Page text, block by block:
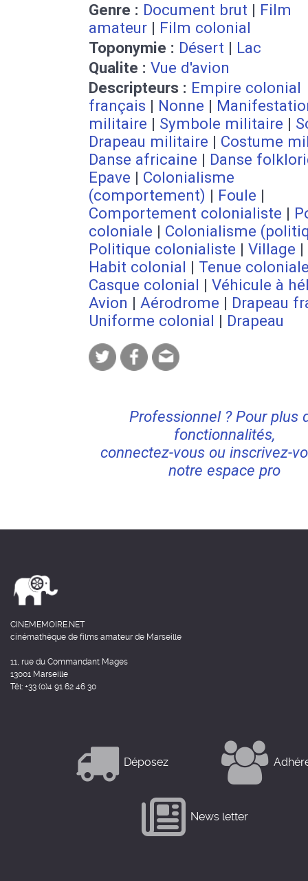
Genre : Document brut | Film
amateur | Film colonial
Toponymie : Désert | Lac
Qualite : Vue d'avion
Descripteurs : Empire colonial
français | Nonne |
militaire | Symbole militaire |
Drapeau militaire | Costume
Danse africaine | Danse
Epave | Colonialisme
(comportement) | Foule |
Comportement colonialiste |
coloniale | Colonialisme
Politique colonialiste | Village |
Habit colonial | Tenue
Casque colonial | Véhicule à
Avion | Aérodrome | Drapeau
Uniforme colonial | Drapeau
Professionnel ? Pour plus
fonctionnalités,
connectez-vous ou inscrivez-
notre espace pro
CINEMEMOIRE.NET
cinémathèque de films amateur de Marseille
11, rue du Commandant Mages
13001 Marseille
Tél: +33 (0)4 91 62 46 30
Déposez
News letter